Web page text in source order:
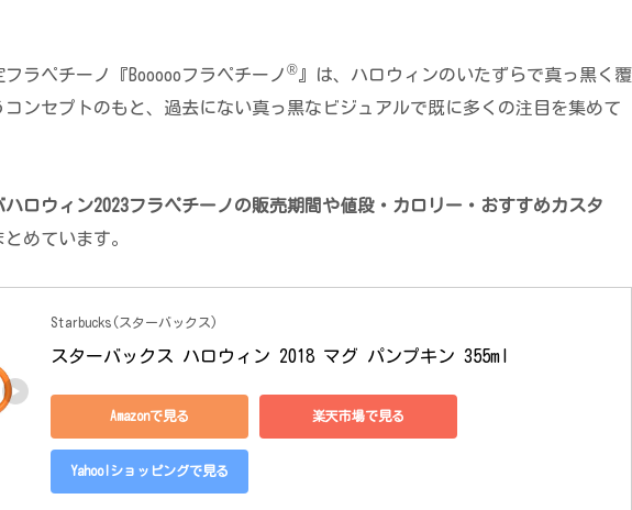
ラペチーノ『Boooooフラペチーノ ®』は、ハロウィンのいたずらで真っ黒く覆
コンセプトのもと、過去にない真っ黒なビジュアルで既に多くの注目を集めて
ハロウィン2023フラペチーノの販売期間や値段・カロリー・おすすめカスタ
とめています。
Starbucks(スターバックス)
スターバックス ハロウィン 2018 マグ パンプキン 355ml
Amazonで見る 楽天市場で見る
Yahoo!ショッピングで見る